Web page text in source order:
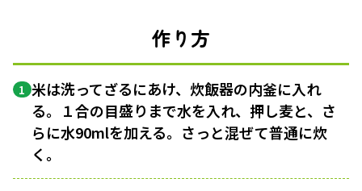
作り方
1 米は洗ってざるにあけ、炊飯器の内釜に入れ
る。１合の目盛りまで水を入れ、押し麦と、さ
らに水90mlを加える。さっと混ぜて普通に炊
く。